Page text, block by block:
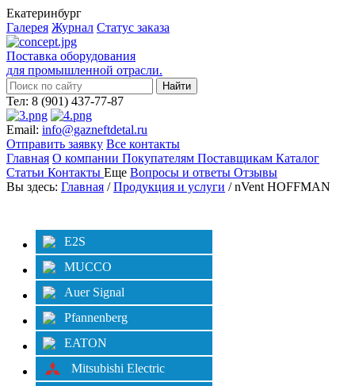
Екатеринбург
Галерея Журнал Статус заказа
Поставка оборудования
для промышленной отрасли.
Тел: 8 (901) 437-77-87
Email: info@gazneftdetal.ru
Отправить заявку Все контакты
Главная О компании Покупателям Поставщикам Каталог
Статьи Контакты Еще Вопросы и ответы Отзывы
Вы здесь: Главная /Продукция и услуги / nVent HOFFMAN
E2S
MUCCO
Auer Signal
Pfannenberg
EATON
Mitsubishi Electric